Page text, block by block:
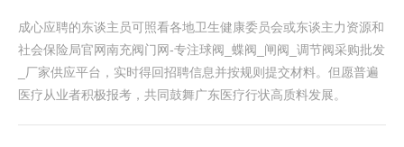
成心应聘的东谈主员可照看各地卫生健康委员会或东谈主力资源和
社会保险局官网南充阀门网-专注球阀_蝶阀_闸阀_调节阀采购批发
_厂家供应平台，实时得回招聘信息并按规则提交材料。但愿普遍
医疗从业者积极报考，共同鼓舞广东医疗行状高质料发展。